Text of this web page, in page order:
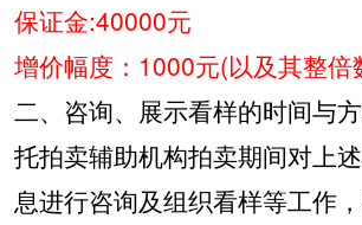
保证金:40000元
增价幅度： 1000元(以及其整倍
二、咨询、展示看样的时间与
托拍卖辅助机构拍卖期间对上
息进行咨询及组织看样等工作